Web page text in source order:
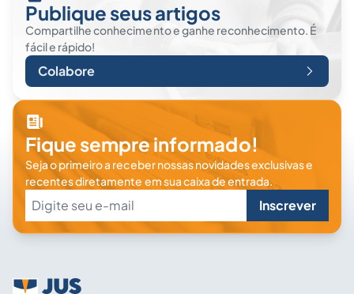
Publique seus artigos
Compartilhe conhecimento e ganhe reconhecimento. É
fácil e rápido!
Colabore
Fique sempre informado!
Seja o primeiro a receber nossas novidades exclusivas e
recentes diretamente em sua caixa de entrada.
Inscrever